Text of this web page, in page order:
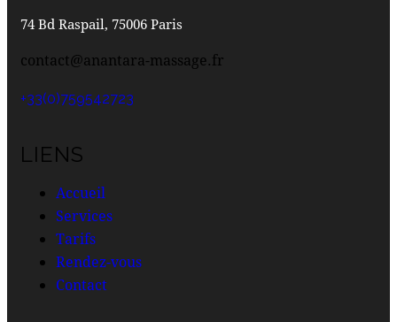
74 Bd Raspail, 75006 Paris
contact@anantara-massage.fr
+33(0)759542723
LIENS
Accueil
Services
Tarifs
Rendez-vous
Contact